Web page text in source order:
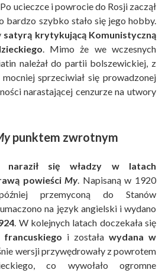
ucieczce i powrocie do Rosji zaczął
bardzo szybko stało się jego hobby.
satyrą krytykującą Komunistyczną
. Mimo że we wczesnych
należał do partii bolszewickiej, z
sprzeciwiał się prowadzonej
narastającej cenzurze na utwory
punktem zwrotnym
naraził się władzy w latach
powieściMy. Napisaną w 1920
przemyconą do Stanów
na język angielski i wydano
. W kolejnych latach doczekała się
francuskiego i została wydana w
wersji przywędrowały z powrotem
co wywołało ogromne